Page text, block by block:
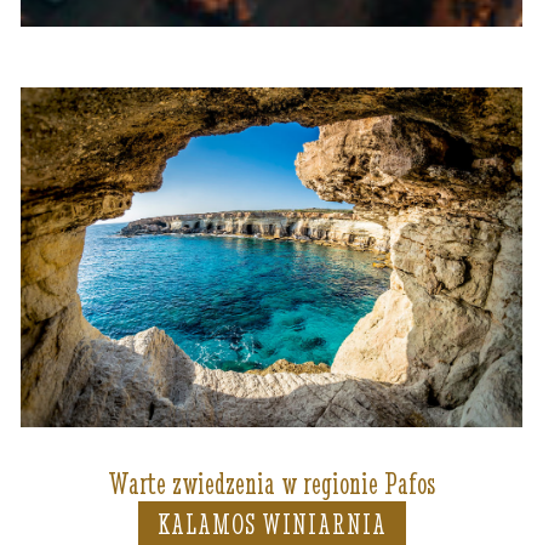
Warte zwiedzenia w regionie Pafos
KALAMOS WINIARNIA